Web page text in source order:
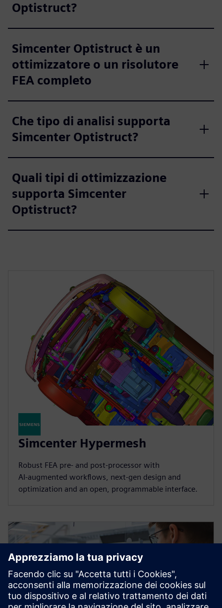
Optistruct?
Simcenter Optistruct è un
ottimizzatore o un risolutore
FEA completo
Che tipo di analisi supporta
Simcenter Optistruct?
Quali tipi di ottimizzazione
supporta Simcenter
Optistruct?
Simcenter Hypermesh
Robust FEA pre‑ and post‑processor with
AI‑augmented workflows, next‑gen design and
optimization and an open, programmable interface.